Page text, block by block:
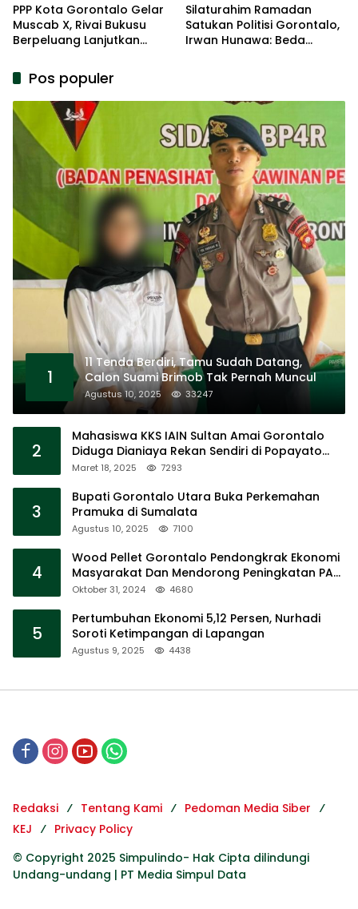
PPP Kota Gorontalo Gelar
Muscab X, Rivai Bukusu
Berpeluang Lanjutkan
Silaturahim Ramadan
Satukan Politisi Gorontalo,
Irwan Hunawa: Beda
Pos populer
1
11 Tenda Berdiri, Tamu Sudah Datang,
Calon Suami Brimob Tak Pernah Muncul
Agustus 10, 2025 33247
2
Mahasiswa KKS IAIN Sultan Amai Gorontalo
Diduga Dianiaya Rekan Sendiri di Popayato
Barat
Maret 18, 2025 7293
3
Bupati Gorontalo Utara Buka Perkemahan
Pramuka di Sumalata
Agustus 10, 2025 7100
4
Wood Pellet Gorontalo Pendongkrak Ekonomi
Masyarakat Dan Mendorong Peningkatan PAD
Gorontalo
Oktober 31, 2024 4680
5
Pertumbuhan Ekonomi 5,12 Persen, Nurhadi
Soroti Ketimpangan di Lapangan
Agustus 9, 2025 4438
Redaksi Tentang Kami
Pedoman Media Siber
KEJ
Privacy Policy
© Copyright 2025 Simpulindo- Hak Cipta dilindungi
Undang-undang | PT Media Simpul Data